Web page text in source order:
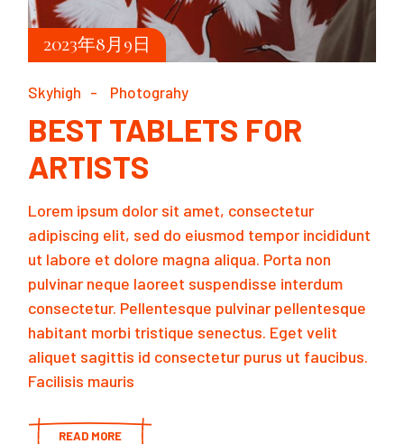
2023年8月9日
Skyhigh Photograhy
BEST TABLETS FOR
ARTISTS
Lorem ipsum dolor sit amet, consectetur
adipiscing elit, sed do eiusmod tempor incididunt
ut labore et dolore magna aliqua. Porta non
pulvinar neque laoreet suspendisse interdum
consectetur. Pellentesque pulvinar pellentesque
habitant morbi tristique senectus. Eget velit
aliquet sagittis id consectetur purus ut faucibus.
Facilisis mauris
READ MORE